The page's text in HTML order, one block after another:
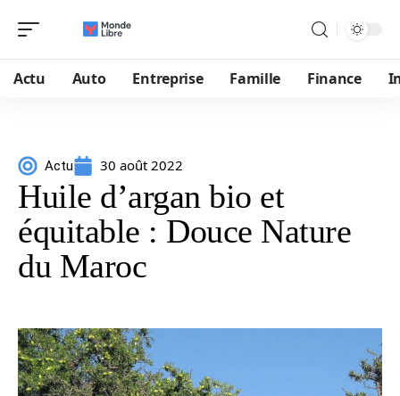
Actu Auto Entreprise Famille Finance
Actu 30 août 2022
Huile d’argan bio et
équitable : Douce Nature
du Maroc